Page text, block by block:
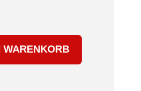
WARENKORB